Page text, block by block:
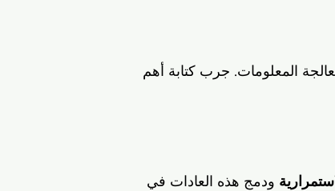
المعلومات. جرب كتابة أهم
ودمج هذه العادات في